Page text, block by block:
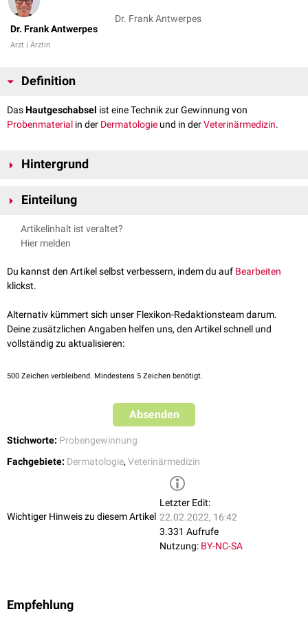
Dr. Frank Antwerpes
Arzt | Ärztin
Dr. Frank Antwerpes
Definition
DasHautgeschabsel ist eine Technik zur Gewinnung von
Probenmaterial in der Dermatologie und in derVeterinärmedizin.
Hintergrund
erkrankter Haut entnommen. Dabei benutzt man eine
Sie wird mit angemessenem Druck über das gewählte Hautareal geführt.
Anschließend wird das Material auf einen
Einteilung
Oberflächliches Hautgeschabsel: Beim oberflächlichen
Hautgeschabsel trägt man nur die oberen Schichten der
nachweisen. Alternativ kann auch ein transparenter Klebestreifen
verwendet werden.
Veterinärmedizin durchgeführt. In der Dermatologie wird stattdessen
eine
Hautbiopsie
entnommen. Beim tiefen Hautgeschabsel wird die
Haut mit dem Skalpell oder einem
scharfen Löffel
entfernt, so das aus den Papillenspitzen Blut austritt. Durch diese
Haarbalgmilbennachgewiesen werden.
Artikelinhalt ist veraltet?
Hier melden
Du kannst den Artikel selbst verbessern, indem du auf Bearbeiten
klickst.
Alternativ kümmert sich unser Flexikon-Redaktionsteam darum.
Deine zusätzlichen Angaben helfen uns, den Artikel schnell und
vollständig zu aktualisieren:
500 Zeichen verbleibend. Mindestens 5 Zeichen benötigt.
Absenden
Stichworte: Probengewinnung
Fachgebiete: Dermatologie, Veterinärmedizin
Wichtiger Hinweis zu diesem Artikel
Letzter Edit:
22.02.2022, 16:42
3.331 Aufrufe
Nutzung: BY-NC-SA
Empfehlung